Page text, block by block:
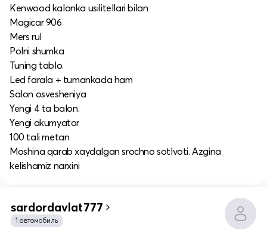
Kenwood kalonka usilitellari bilan
Magicar 906
Mers rul
Polni shumka
Tuning tablo.
Led farala + tumankada ham
Salon osvesheniya
Yengi 4 ta balon.
Yengi akumyator
100 tali metan
Moshina qarab xaydalgan srochno sotlvoti. Azgina
kelishamiz narxini
sardordavlat777
1 автомобиль